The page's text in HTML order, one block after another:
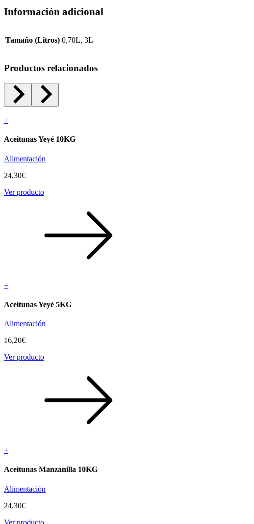
Información adicional
Tamaño (Litros) 0,70L, 3L
Productos relacionados
+
Aceitunas Yeyé 10KG
Alimentación
24,30€
Ver producto
+
Aceitunas Yeyé 5KG
Alimentación
16,20€
Ver producto
+
Aceitunas Manzanilla 10KG
Alimentación
24,30€
Ver producto